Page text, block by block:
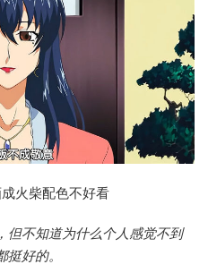
火柴配色不好看
但不知道为什么个人感觉不到
好的。